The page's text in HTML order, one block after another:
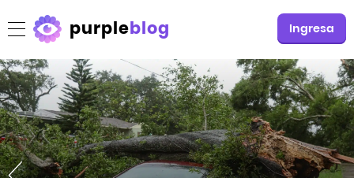
purpleblog Ingresa